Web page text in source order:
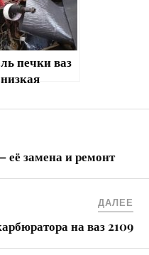
печки ваз
её замена и ремонт
ДАЛЕЕ
на ваз 2109